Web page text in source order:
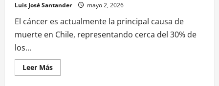
Luis José Santander mayo 2, 2026
El cáncer es actualmente la principal causa de
muerte en Chile, representando cerca del 30% de
los...
Leer Más